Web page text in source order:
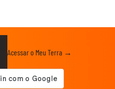
Acessar o Meu Terra →